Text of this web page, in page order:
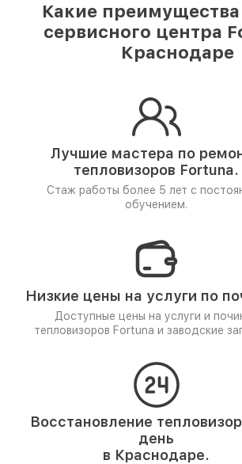
Какие
сервисного центра
Краснодаре
Лучшие мастера по
тепловизоров Fortuna.
Стаж работы более 5 лет с
обучением.
Низкие цены на услуги по
Доступные цены на услуги и
тепловизоров Fortuna и заводские
Восстановление
день
в Краснодаре.